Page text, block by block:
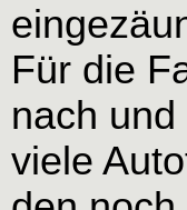
Für die
nach
viele